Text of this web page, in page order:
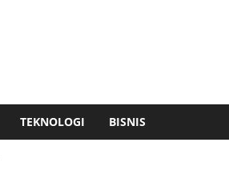
TEKNOLOGI BISNIS